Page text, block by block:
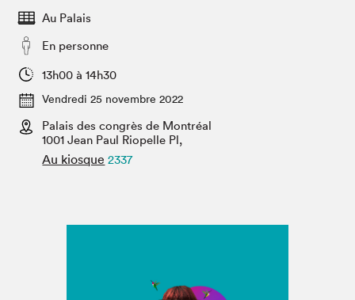
Espace exposant⋅e⋅s
Espace enseignant·e·s
Espace médias
SLM PRO
Salon dans la ville et en ligne
Projets partenaires
Au Palais
En personne
13h00 à 14h30
Vendredi 25 novembre 2022
Palais des congrès de Montréal
1001 Jean Paul Riopelle Pl,
Au kiosque 2337